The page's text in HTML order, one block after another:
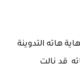
هاته التدوينة
قد نالت